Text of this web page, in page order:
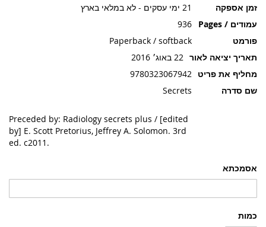
אסמכתא
כמות
זמן אספקה
21 ימי עסקים - לא במלאי בארץ
עמודים / Pages
936
פורמט
Paperback / softback
תאריך יציאה לאור 22 באוג׳ 2016
מחליף את פריט 9780323067942
שם סדרה
Secrets
Preceded by: Radiology secrets plus / [edited
by] E. Scott Pretorius, Jeffrey A. Solomon. 3rd
ed. c2011.